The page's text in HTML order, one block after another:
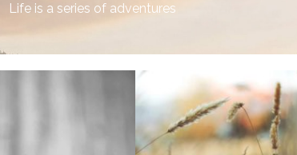
Life is a series of adventures